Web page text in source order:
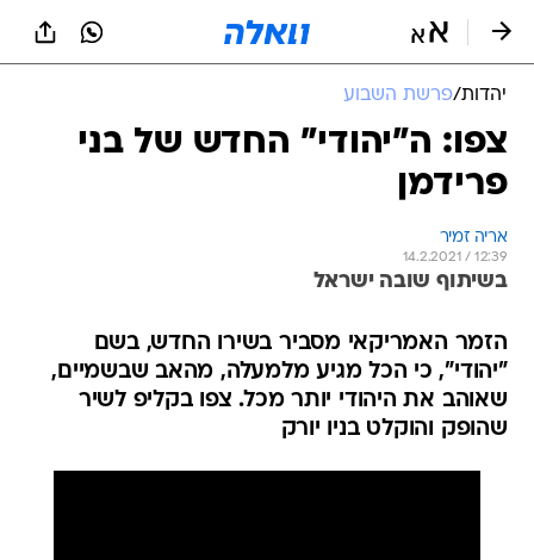
יהדות/פרשת השבוע
צפו: ה"יהודי" החדש של בני
פרידמן
אריה זמיר
14.2.2021 / 12:39
בשיתוף שובה ישראל
הזמר האמריקאי מסביר בשירו החדש, בשם
"יהודי", כי הכל מגיע מלמעלה, מהאב שבשמיים,
שאוהב את היהודי יותר מכל. צפו בקליפ לשיר
שהופק והוקלט בניו יורק